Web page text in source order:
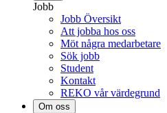
Jobb
Jobb Översikt
Att jobba hos oss
Möt några medarbetare
Sök jobb
Student
Kontakt
REKO vår värdegrund
Om oss